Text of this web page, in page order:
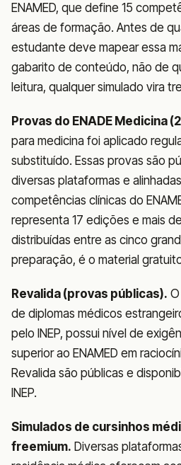
ENAMED, que define 15
áreas de formação. Antes de
estudante deve mapear essa
gabarito de conteúdo, não de
leitura, qualquer simulado vira
Provas do ENADE Medicina
para medicina foi aplicado
substituído. Essas provas são
diversas plataformas e
competências clínicas do
representa 17 edições e mais
distribuídas entre as cinco
preparação, é o material
Revalida (provas públicas).
de diplomas médicos
pelo INEP, possui nível de
superior ao ENAMED em
Revalida são públicas e
INEP.
Simulados de cursinhos
freemium. Diversas